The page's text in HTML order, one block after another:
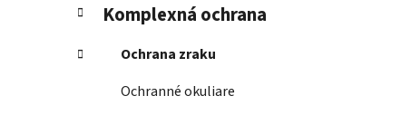
Komplexná ochrana
Ochrana zraku
Ochranné okuliare